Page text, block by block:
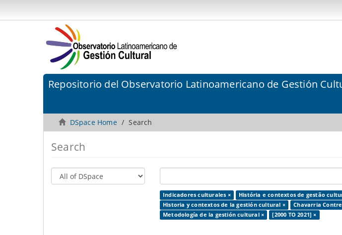
Repositorio del Observatorio Latinoamericano de Gestión
DSpace Home Search
Search
Indicadores culturales × História e contextos de gestão
Historia y contextos de la gestión cultural ×
Chavarria
Metodología de la gestión cultural ×
[2000 TO 2021] ×